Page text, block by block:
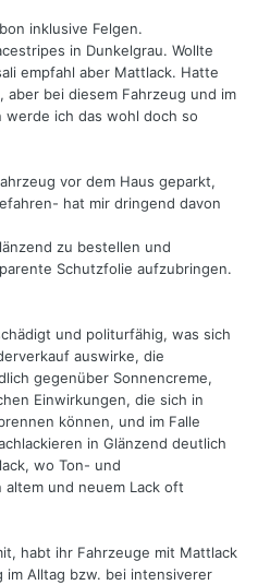
inklusive Felgen.
in Dunkelgrau. Wollte
empfahl aber Mattlack. Hatte
bei diesem Fahrzeug und im
werde ich das wohl doch so
vor dem Haus geparkt,
hat mir dringend davon
zu bestellen und
Schutzfolie aufzubringen.
und politurfähig, was sich
auswirke, die
gegenüber Sonnencreme,
Einwirkungen, die sich in
können, und im Falle
in Glänzend deutlich
wo Ton- und
und neuem Lack oft
habt ihr Fahrzeuge mit Mattlack
Alltag bzw. bei intensiverer